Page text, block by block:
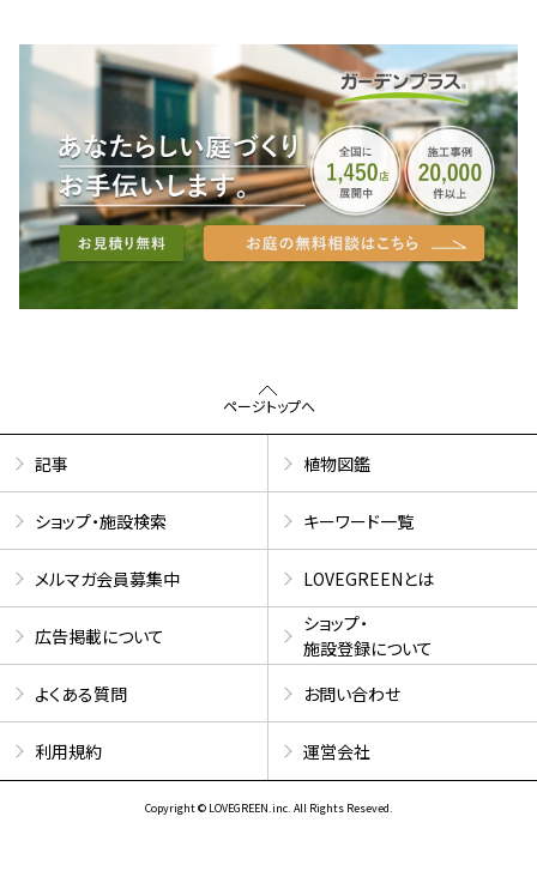
ページトップへ
記事 植物図鑑
ショップ・施設検索 キーワード一覧
メルマガ会員募集中 LOVEGREENとは
広告掲載について
ショップ・
施設登録について
よくある質問
お問い合わせ
利用規約 運営会社
Copyright © LOVEGREEN.inc. All Rights Reseved.